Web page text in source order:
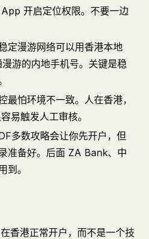
开启定位权限。不要一边
定漫游网络可以用香港本地
游的内地手机号。关键是稳
最怕环境不一致。人在香港，
易触发人工审核。
多数攻略会让你先开户，但
准备好。后面 ZA Bank、中
到。
香港正常开户，而不是一个技